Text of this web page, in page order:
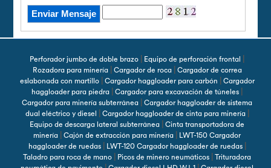
Perforador jumbo de doble brazo Equipo de perforación frontal
Rozadora para minería| Cargador de roca|
Cargador de correa
eslabonada con martillo| Cargador haggloader para carbón
Cargador
haggloader para piedra
Cargador para excavación de túneles
Cargador para minería subterránea
Cargador haggloader de sistema
dual eléctrico y diesel
Cargador haggloader de cinta para minería|
Equipo de descarga lateral subterránea
Cinta transportadora de
minería
Cajón de extracción para minería
LWT-150 Cargador
haggloader de ruedas| LWT-120 Cargador haggloader de ruedas|
Taladro para roca de mano Picos de minero neumáticos
Trituradora